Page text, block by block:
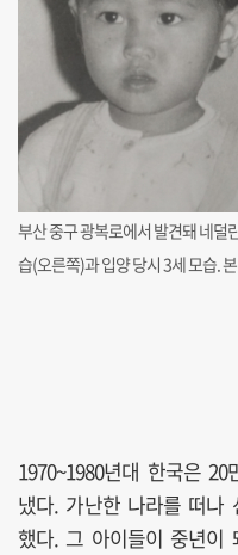
부산 중구 광복로에서 발견돼 네덜
습(오른쪽)과 입양 당시 3세 모습.
1970~1980년대 한국은
냈다. 가난한 나라를 떠나
했다. 그 아이들이 중년이